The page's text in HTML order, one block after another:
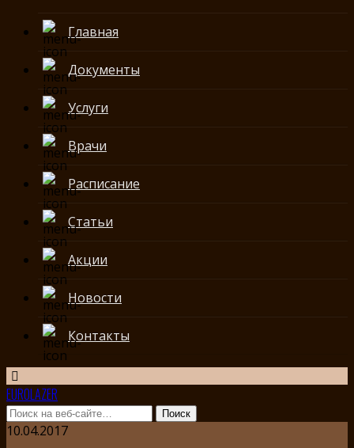
Главная
Документы
Услуги
Врачи
Расписание
Статьи
Акции
Новости
Контакты
EUROLAZER
10.04.2017